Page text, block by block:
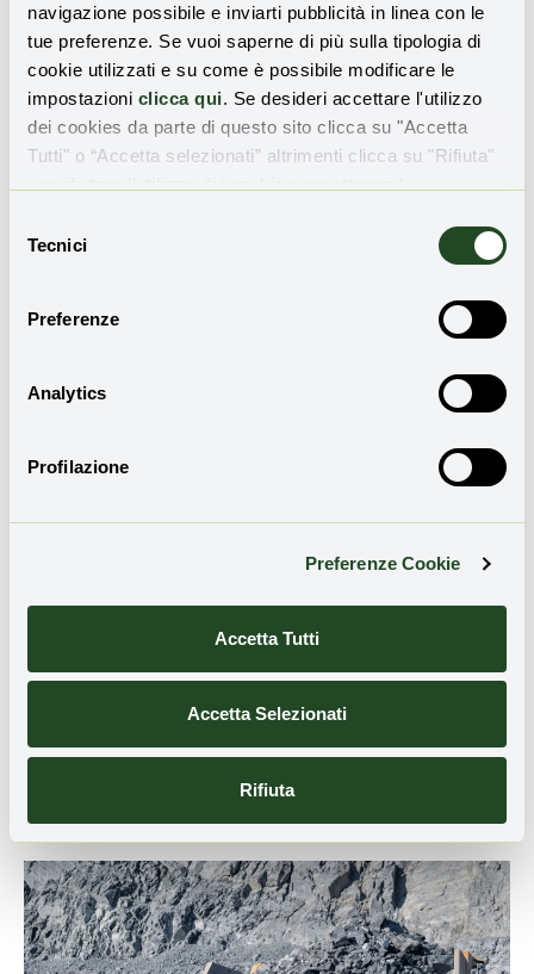
navigazione possibile e inviarti pubblicità in linea con le
tue preferenze. Se vuoi saperne di più sulla tipologia di
cookie utilizzati e su come è possibile modificare le
impostazioni clicca qui. Se desideri accettare l'utilizzo
dei cookies da parte di questo sito clicca su "Accetta
Tutti" o “Accetta selezionati” altrimenti clicca su "Rifiuta"
delTecnici
Preferenze
Analytics
Profilazione
Preferenze Cookie
Accetta Tutti
Accetta Selezionati
Rifiuta
competenze per la transizione ecologica
e digitale in Italia
GREEN ECONOMY
economy nel 2025?